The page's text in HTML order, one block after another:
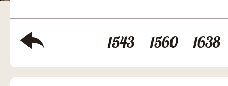
1543 1560 1638